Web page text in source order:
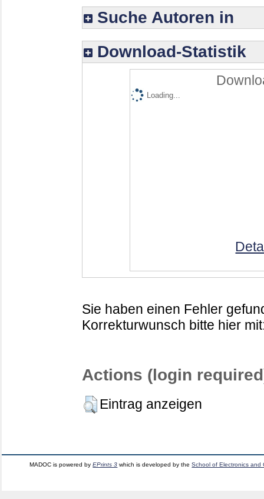
Suche Autoren in
Download-Statistik
Loading...
Sie haben einen Fehler
Korrekturwunsch bitte hier
Actions (login
Eintrag anzeigen
MADOC is powered byEPrints 3 which is developed by theSchool of Electronics and